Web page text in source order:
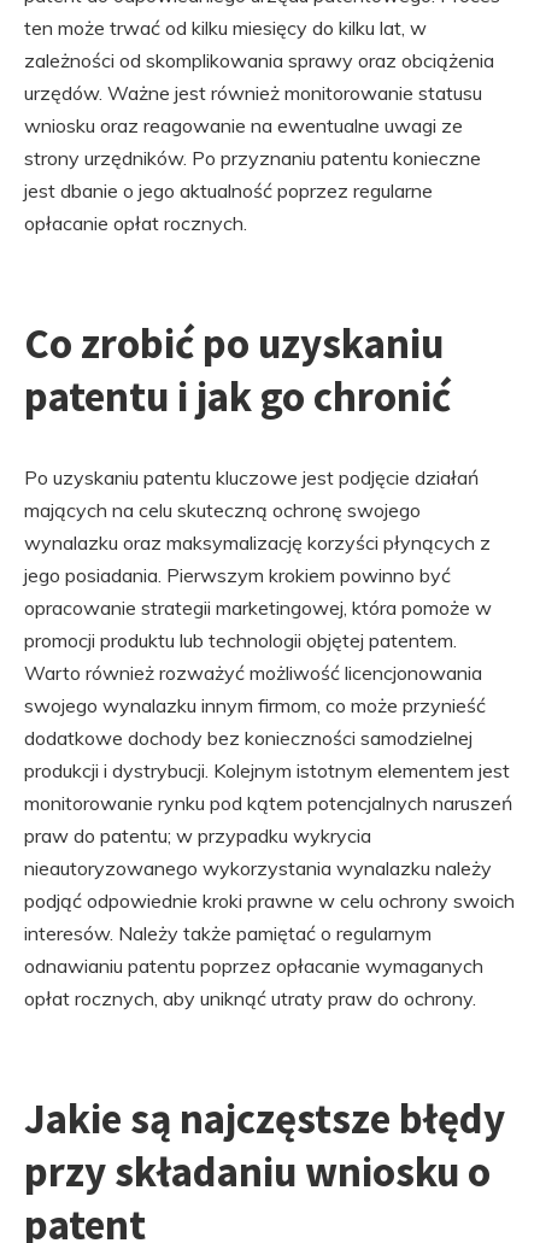
ten może trwać od kilku miesięcy do kilku lat, w
zależności od skomplikowania sprawy oraz obciążenia
urzędów. Ważne jest również monitorowanie statusu
wniosku oraz reagowanie na ewentualne uwagi ze
strony urzędników. Po przyznaniu patentu konieczne
jest dbanie o jego aktualność poprzez regularne
opłacanie opłat rocznych.
Co zrobić po uzyskaniu
patentu i jak go chronić
Po uzyskaniu patentu kluczowe jest podjęcie działań
mających na celu skuteczną ochronę swojego
wynalazku oraz maksymalizację korzyści płynących z
jego posiadania. Pierwszym krokiem powinno być
opracowanie strategii marketingowej, która pomoże w
promocji produktu lub technologii objętej patentem.
Warto również rozważyć możliwość licencjonowania
swojego wynalazku innym firmom, co może przynieść
dodatkowe dochody bez konieczności samodzielnej
produkcji i dystrybucji. Kolejnym istotnym elementem jest
monitorowanie rynku pod kątem potencjalnych naruszeń
praw do patentu; w przypadku wykrycia
nieautoryzowanego wykorzystania wynalazku należy
podjąć odpowiednie kroki prawne w celu ochrony swoich
interesów. Należy także pamiętać o regularnym
odnawianiu patentu poprzez opłacanie wymaganych
opłat rocznych, aby uniknąć utraty praw do ochrony.
Jakie są najczęstsze błędy
przy składaniu wniosku o
patent